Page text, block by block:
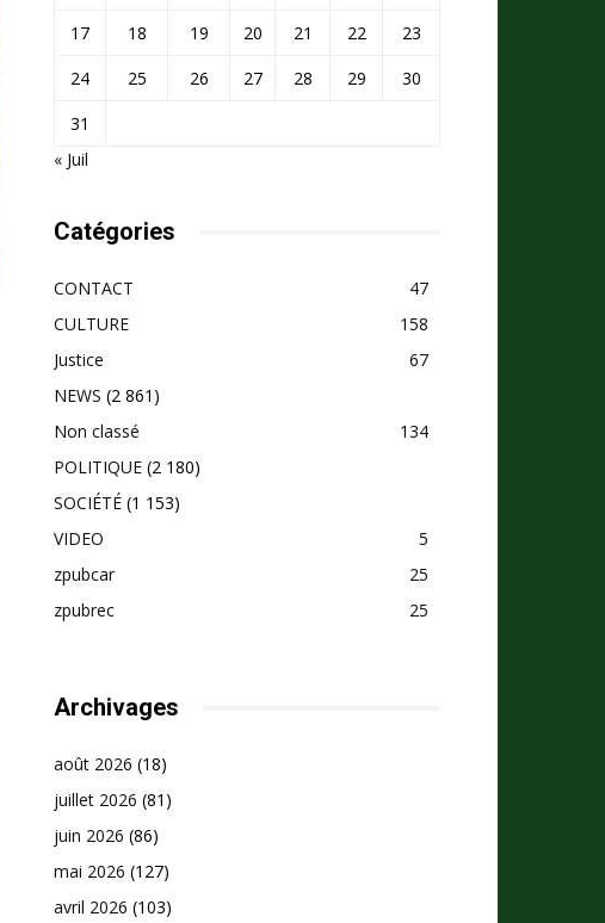
17
18 19 20 21 22
23
24
25 26 27 28 29
30
31
« Juil
Catégories
CONTACT
47
CULTURE
158
Justice
67
NEWS (2 861)
Non classé
134
POLITIQUE (2 180)
SOCIÉTÉ (1 153)
VIDEO
5
zpubcar
25
zpubrec
25
Archivages
août 2026 (18)
juillet 2026 (81)
juin 2026 (86)
mai 2026 (127)
avril 2026 (103)